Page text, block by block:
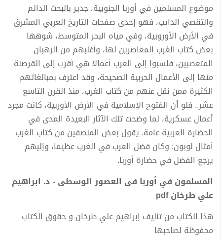
موضوع المسلمين في أوربا الجنوبية، جدير بالبحث الدائم
والتقصي الدائب، فهو إحدى صفحات التاريخ العربي المشرق
في الأرض الأوروبية، وفي مياه البحر المتوسط، شوهها
بعض كتاب الغرب المعاصرين لها، وأغلبهم من الرهبان
المتعصبين، فلسبوا إلى العرب أعمالا هي أقرب إلى القرصنة
منها إلى الأعمال الحربية الصحيحة، وقد اعترف بمبالغاتهم
الكثيرة ممن نقل عنهم من كتاب الغرب، منذ القرن التاسع
عشر.. فلو أن الفتوح الإسلامية في الأرض الأوربية، كانت مجرد
أعمال عسكرية، لما وضحت تلك الآثار البعيدة المدى في
الحضارة العربية عامة. يقول بعض المنصفين من كتاب الغرب
أمثال لوبون: وكان فضل العرب في الغرب عظيما، وإليهم
يرجع الفضل في حضارة أوربا.
المسلمون في أوربا فى العصور الوسطى - د. ابراهيم
علي طرخان pdf
هذا الكتاب من تأليف إبراهيم علي طرخان و حقوق الكتاب
محفوظة لصاحبها